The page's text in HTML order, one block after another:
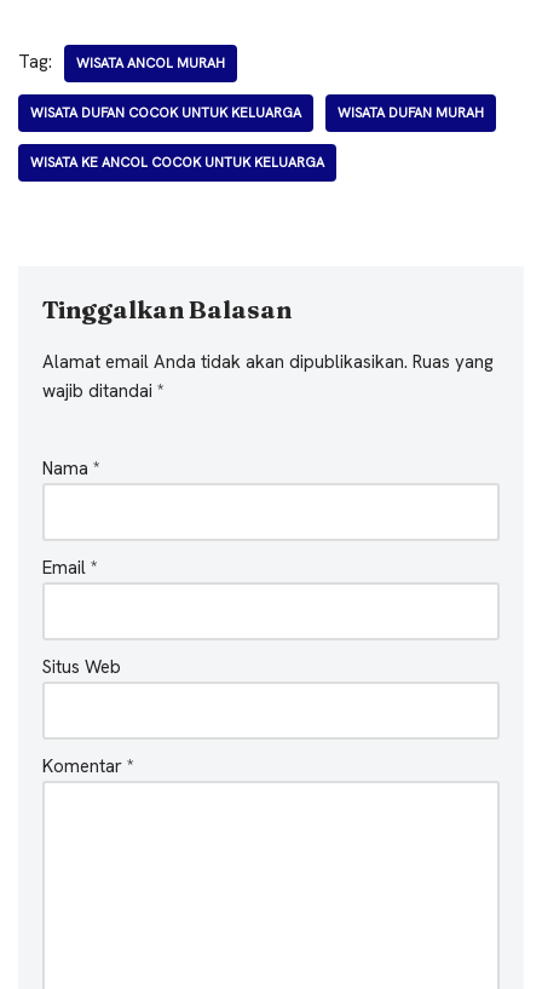
Tag: WISATA ANCOL MURAH
WISATA DUFAN COCOK UNTUK KELUARGA WISATA DUFAN MURAH
WISATA KE ANCOL COCOK UNTUK KELUARGA
Tinggalkan Balasan
Alamat email Anda tidak akan dipublikasikan. Ruas yang
wajib ditandai *
Nama *
Email *
Situs Web
Komentar *